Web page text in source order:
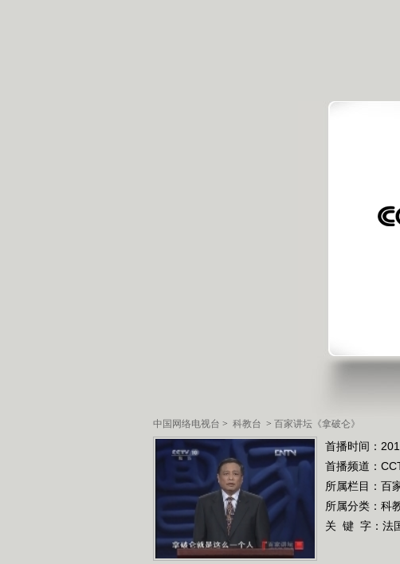
中国网络电视台 > 科教台 > 百家讲坛《拿破仑》
首播时间：
首播频道：
所属栏目： 百
所属分类：科
关 键 字： 法